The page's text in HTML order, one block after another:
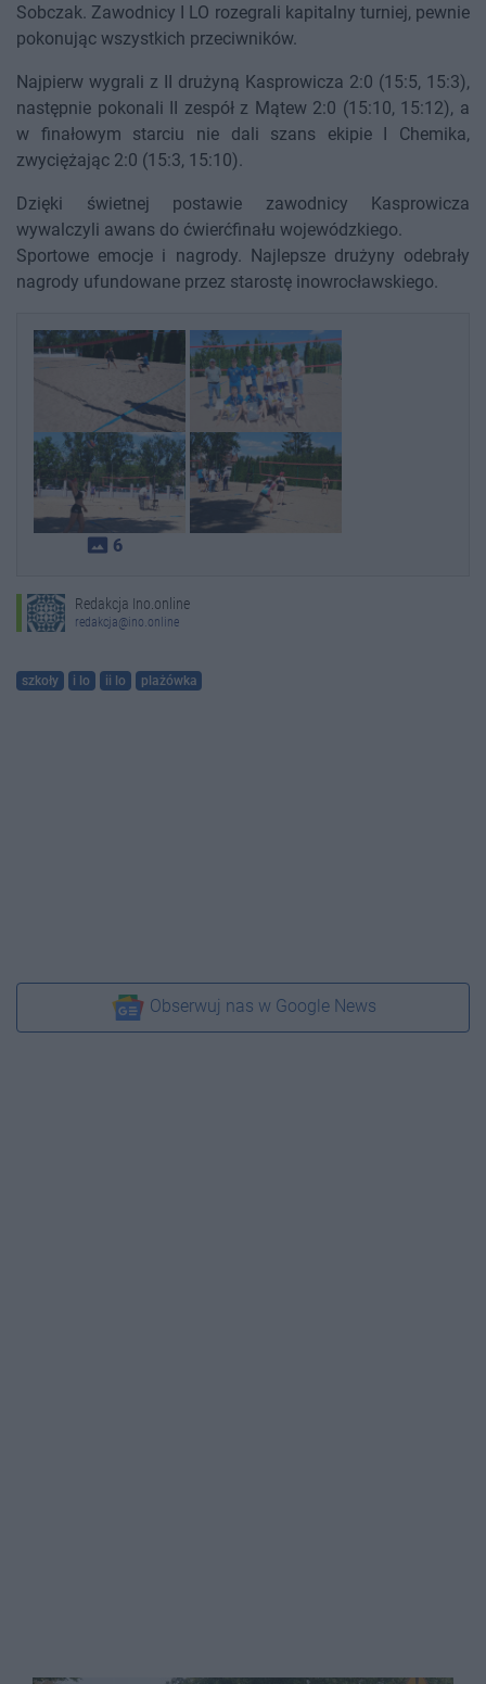
Sobczak. Zawodnicy I LO rozegrali kapitalny turniej, pewnie
pokonując wszystkich przeciwników.
Najpierw wygrali z II drużyną Kasprowicza 2:0 (15:5, 15:3),
następnie pokonali II zespół z Mątew 2:0 (15:10, 15:12), a
w finałowym starciu nie dali szans ekipie I Chemika,
zwyciężając 2:0 (15:3, 15:10).
Dzięki świetnej postawie zawodnicy Kasprowicza
wywalczyli awans do ćwierćfinału wojewódzkiego.
Sportowe emocje i nagrody. Najlepsze drużyny odebrały
nagrody ufundowane przez starostę inowrocławskiego.
photo_size_select_actual 6
Redakcja Ino.online
redakcja@ino.online
szkoły i lo ii lo plażówka
Obserwuj nas w Google News